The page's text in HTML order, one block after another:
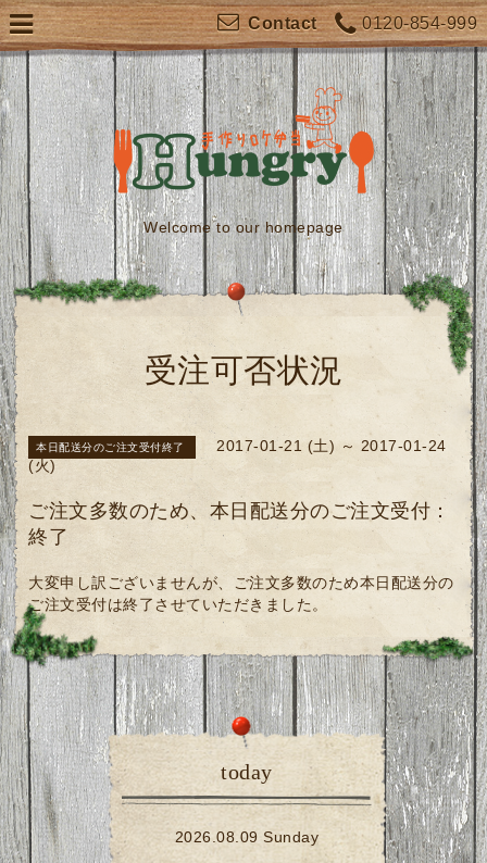
0120-854-999
Contact
Welcome to our homepage
受注可否状況
本日配送分のご注文受付終了
2017-01-21 (土) ～ 2017-01-24
(火)
ご注文多数のため、本日配送分のご注文受付：
終了
大変申し訳ございませんが、ご注文多数のため本日配送分の
ご注文受付は終了させていただきました。
today
2026.08.09 Sunday